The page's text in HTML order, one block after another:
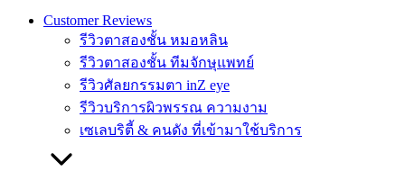
Customer Reviews
รีวิวตาสองชั้น หมอหลิน
รีวิวตาสองชั้น ทีมจักษุแพทย์
รีวิวศัลยกรรมตา inZ eye
รีวิวบริการผิวพรรณ ความงาม
เซเลบริตี้ & คนดัง ที่เข้ามาใช้บริการ